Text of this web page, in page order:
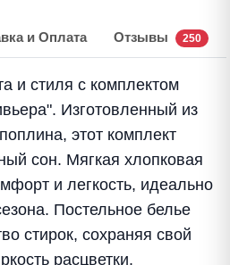
и Оплата Отзывы 250
и стиля с комплектом
Изготовленный из
этот комплект
сон. Мягкая хлопковая
и легкость, идеально
Постельное белье
стирок, сохраняя свой
расцветки.